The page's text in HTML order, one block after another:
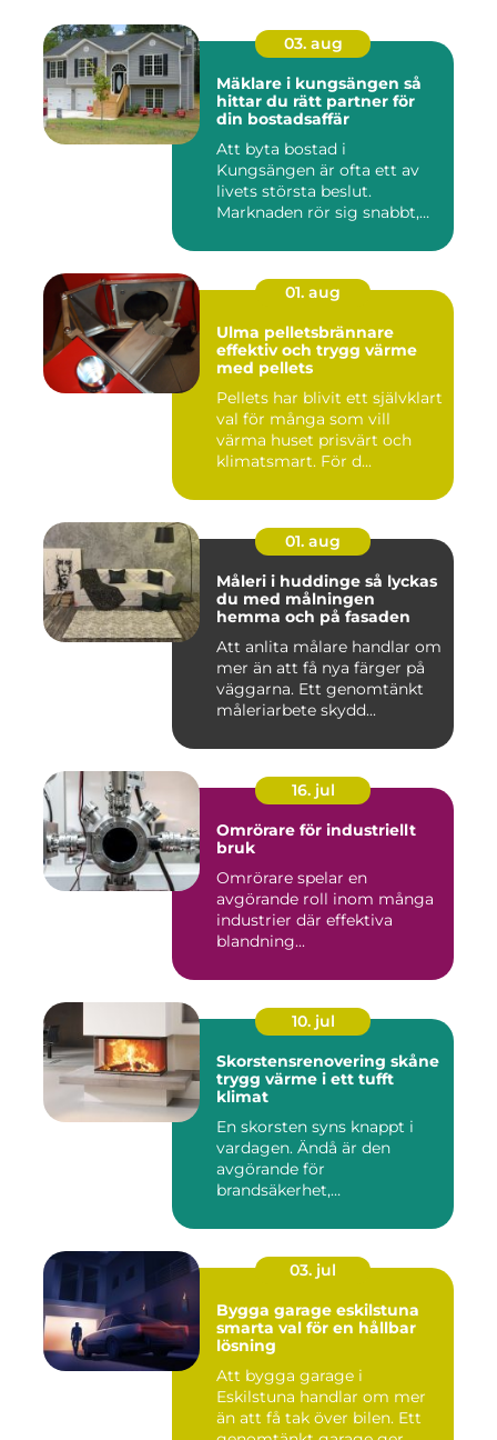
03. aug
Mäklare i kungsängen så
hittar du rätt partner för
din bostadsaffär
Att byta bostad i
Kungsängen är ofta ett av
livets största beslut.
Marknaden rör sig snabbt,
01. aug
Ulma pelletsbrännare
effektiv och trygg värme
med pellets
Pellets har blivit ett självklart
val för många som vill
värma huset prisvärt och
klimatsmart. För d...
01. aug
Måleri i huddinge så lyckas
du med målningen
hemma och på fasaden
Att anlita målare handlar om
mer än att få nya färger på
väggarna. Ett genomtänkt
måleriarbete skydd...
16. jul
Omrörare för industriellt
bruk
Omrörare spelar en
avgörande roll inom många
industrier där effektiva
blandning...
10. jul
Skorstensrenovering skåne
trygg värme i ett tufft
klimat
En skorsten syns knappt i
vardagen. Ändå är den
avgörande för
brandsäkerhet,
03. jul
Bygga garage eskilstuna
smarta val för en hållbar
lösning
Att bygga garage i
Eskilstuna handlar om mer
än att få tak över bilen. Ett